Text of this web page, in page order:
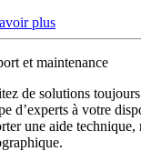
plus
et maintenance
de solutions
d’experts à votre
une aide